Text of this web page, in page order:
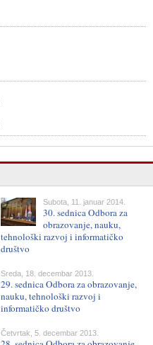
Subota, 11. januar 2014.
30. sednica Odbora za
obrazovanje, nauku,
tehnološki razvoj i informatičko
društvo
Sreda, 18. decembar 2013.
29. sednica Odbora za obrazovanje,
nauku, tehnološki razvoj i
informatičko društvo
Četvrtak, 5. decembar 2013.